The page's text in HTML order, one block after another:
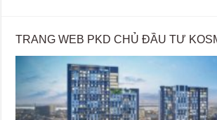
TRANG WEB PKD CHỦ ĐẦU TƯ